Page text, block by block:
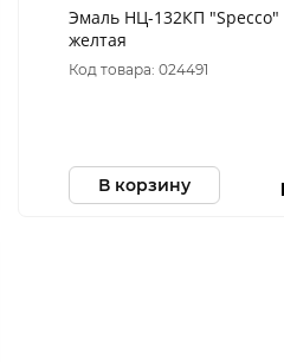
Эмаль НЦ-132КП "Specco"
желтая
Код товара: 024491
В корзину